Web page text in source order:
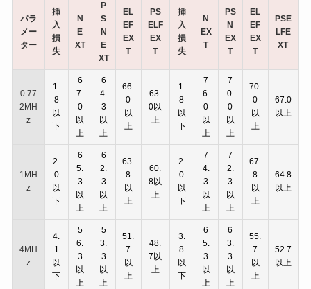
パラ
メー
ター
挿
入
損
失
N
E
XT
P
S
N
E
XT
EL
EF
EX
T
PS
ELF
EX
T
挿
入
損
失
N
EX
T
PS
N
EX
T
EL
EF
EX
T
PSE
LFE
XT
0.77
2MH
z
1.
8
以
下
6
7.
0
以
上
6
4.
3
以
上
66.
0
以
上
63.
0以
上
1.
8
以
下
7
6.
0
以
上
7
0.
0
以
上
70.
0
以
上
67.0
以上
1MH
z
2.
0
以
下
6
5.
3
以
上
6
2.
3
以
上
63.
8
以
上
60.
8以
上
2.
0
以
下
7
4.
3
以
上
7
2.
3
以
上
67.
8
以
上
64.8
以上
4MH
z
4.
1
以
下
5
6.
3
以
上
5
3.
3
以
上
51.
7
以
上
48.
7以
上
3.
8
以
下
6
5.
3
以
上
6
3.
3
以
上
55.
7
以
上
52.7
以上